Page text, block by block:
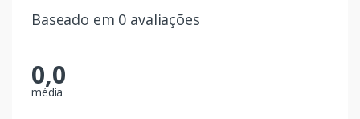
Baseado em 0 avaliações
0,0
média